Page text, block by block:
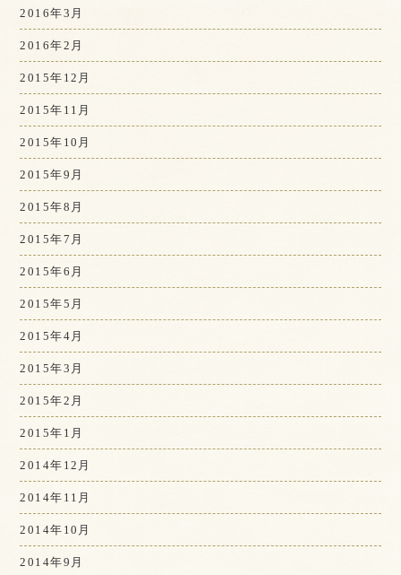
2016年3月
2016年2月
2015年12月
2015年11月
2015年10月
2015年9月
2015年8月
2015年7月
2015年6月
2015年5月
2015年4月
2015年3月
2015年2月
2015年1月
2014年12月
2014年11月
2014年10月
2014年9月